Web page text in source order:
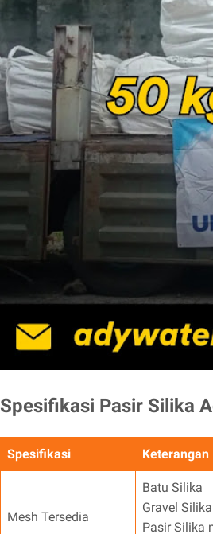
Spesifikasi Pasir Silika
Spesifikasi Keterangan
Mesh Tersedia
Batu Silika
Gravel Silika
Pasir Silika